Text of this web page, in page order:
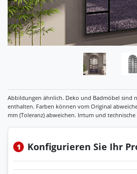
1 Konfigurieren Sie Ihr